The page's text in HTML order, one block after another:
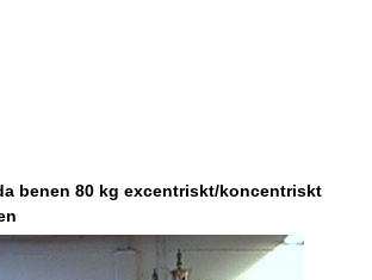
benen 80 kg excentriskt/koncentriskt